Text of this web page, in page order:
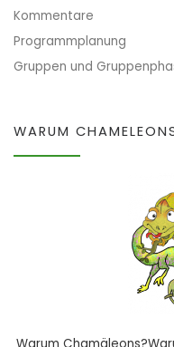
Kommentare
Programmplanung
Gruppen und
WARUM